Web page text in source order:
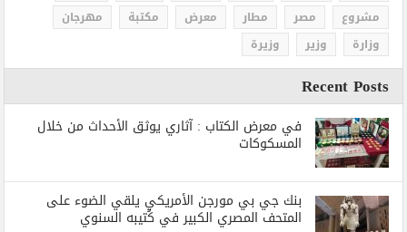
مشروع
مصر مطار معرض مكتبة
مهرجان
وزارة
وزير وزيرة
Recent Posts
في معرض الكتاب : آثاري يوثق الأحداث من خلال
المسكوكات
بنك جي بي مورجن الأمريكي يلقي الضوء على
المتحف المصري الكبير في كُتيبه السنوي